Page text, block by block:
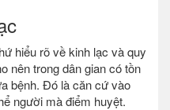
hiểu rõ về kinh lạc và quy
nên trong dân gian có tồn
bệnh. Đó là căn cứ vào
người mà điểm huyệt.